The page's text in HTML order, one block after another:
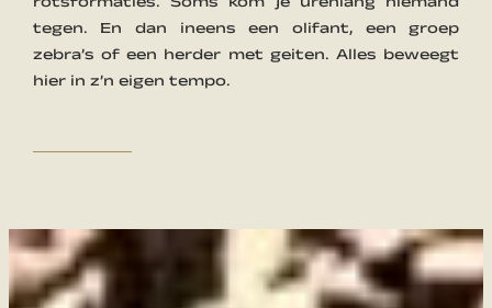
tegen. En dan ineens een olifant, een groep
zebra’s of een herder met geiten. Alles beweegt
hier in z’n eigen tempo.